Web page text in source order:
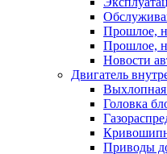
Прошлое,
Прошлое,
Новости
Двигатель
Выхлопная
Головка
Приводы